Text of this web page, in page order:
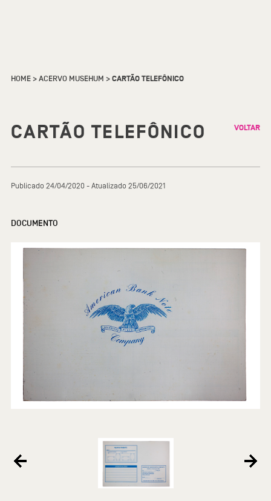
HOME>ACERVO MUSEHUM >CARTÃO TELEFÔNICO
CARTÃO TELEFÔNICO VOLTAR
Publicado 24/04/2020 - Atualizado 25/06/2021
DOCUMENTO